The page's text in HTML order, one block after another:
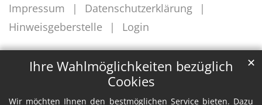
Ihre Wahlmöglichkeiten bezüglich
Cookies
Wir möchten Ihnen den bestmöglichen Service bieten. Dazu
✕
Impressum
Datenschutzerklärung
Hinweisgeberstelle
Login